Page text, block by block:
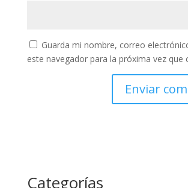
Guarda mi nombre, correo
este navegador para la próxima vez que
Categorías